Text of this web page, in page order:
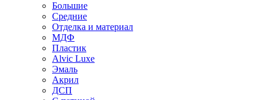
Большие
Средние
Отделка и материал
МДФ
Пластик
Alvic Luxe
Эмаль
Акрил
ДСП